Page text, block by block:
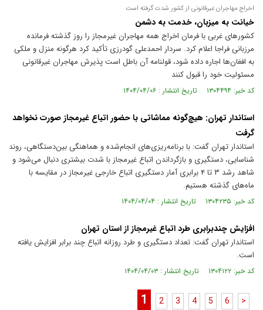
اخراج مهاجران غیرقانونی از کشور شدت گرفته است
خیانت به میزبان، خدمت به دشمن
کشور‌های غربی با فرمان اخراج همه مهاجران غیرمجاز را روز گذشته فرمانده
مرزبانی فراجا اعلام کرد. سردار احمد‌علی گودرزی تأکید کرد هرگونه منزل و ملکی
به افغان‌ها اجاره داده شود، قولنامه آن باطل است پذیرش مهاجران غیرقانونی
مسئولیت خود را قبول کنند
کد خبر: ۱۳۰۴۴۹۴ تاریخ انتشار : ۱۴۰۴/۰۴/۰۶
استاندار تهران: هیچ‌گونه مماشاتی با حضور اتباع غیرمجاز صورت نخواهد
گرفت
استاندار تهران گفت: با برنامه‌ریزی‌های انجام‌شده و هماهنگی بین‌دستگاهی، روند
شناسایی، دستگیری و بازگرداندن اتباع غیرمجاز با شدت بیشتری دنبال می‌شود و
شاهد رشد ۳ تا ۴ برابری آمار دستگیری‌ اتباع خارجی غیرمجاز در مقایسه با
ماه‌های گذشته هستیم.
کد خبر: ۱۳۰۴۲۳۵ تاریخ انتشار : ۱۴۰۴/۰۴/۰۴
افزایش چندبرابری طرد اتباع غیرمجاز از استان تهران
استاندار تهران گفت: تعداد دستگیری و طرد روزانه اتباع چند برابر افزایش یافته
است.
کد خبر: ۱۳۰۴۱۲۲ تاریخ انتشار : ۱۴۰۴/۰۴/۰۳
1 2 3 4 5 6 >